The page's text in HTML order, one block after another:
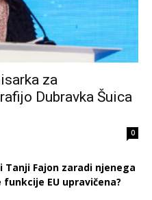
za
Dubravka Šuica
0
Fajon zaradi njenega
EU upravičena?